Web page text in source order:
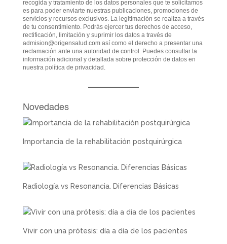
recogida y tratamiento de los datos personales que te solicitamos
es para poder enviarte nuestras publicaciones, promociones de
servicios y recursos exclusivos. La legitimación se realiza a través
de tu consentimiento. Podrás ejercer tus derechos de acceso,
rectificación, limitación y suprimir los datos a través de
admision@origensalud.comasí como el derecho a presentar una
reclamación ante una autoridad de control. Puedes consultar la
información adicional y detallada sobre protección de datos en
nuestra política de privacidad
Novedades
Importancia de la rehabilitación postquirúrgica
Radiología vs Resonancia. Diferencias Básicas
Vivir con una prótesis: día a día de los pacientes